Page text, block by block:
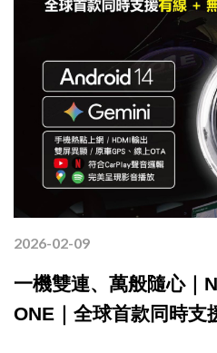
2026-02-09
一機雙連、萬般隨心｜
ONE｜全球首款同時支